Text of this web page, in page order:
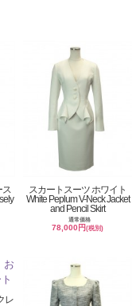
ス
スカートスーツ ホワイト
White Peplum V-Neck Jacket
and Pencil Skirt
通常価格
78,000円(税別)
レ